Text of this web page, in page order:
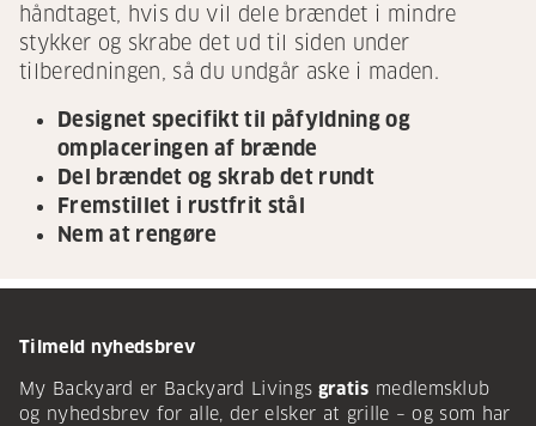
håndtaget, hvis du vil dele brændet i mindre
stykker og skrabe det ud til siden under
tilberedningen, så du undgår aske i maden.
Designet specifikt til påfyldning og
omplaceringen af brænde
Del brændet og skrab det rundt
Fremstillet i rustfrit stål
Nem at rengøre
Tilmeld nyhedsbrev
My Backyard er Backyard Livings gratis medlemsklub
og nyhedsbrev for alle, der elsker at grille – og som har